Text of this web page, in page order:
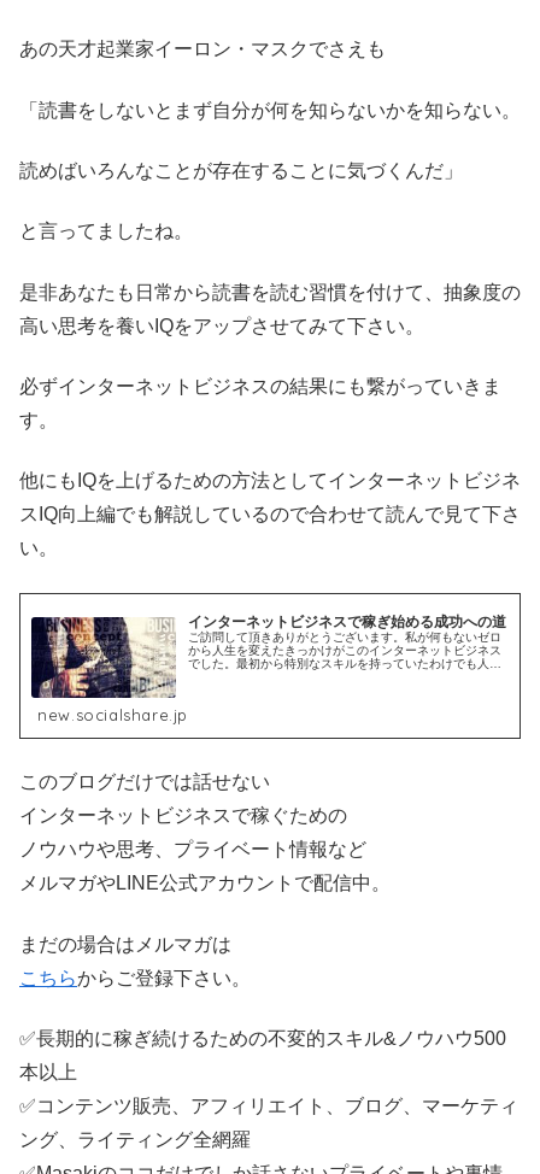
あの天才起業家イーロン・マスクでさえも
「読書をしないとまず自分が何を知らないかを知らない。
読めばいろんなことが存在することに気づくんだ」
と言ってましたね。
是非あなたも日常から読書を読む習慣を付けて、抽象度の
高い思考を養いIQをアップさせてみて下さい。
必ずインターネットビジネスの結果にも繋がっていきま
す。
他にもIQを上げるための方法としてインターネットビジネ
スIQ向上編でも解説しているので合わせて読んで見て下さ
い。
インターネットビジネスで稼ぎ始める成功への道
ご訪問して頂きありがとうございます。私が何もないゼロ
から人生を変えたきっかけがこのインターネットビジネス
でした。最初から特別なスキルを持っていたわけでも人脈
new.socialshare.jp
このブログだけでは話せない
インターネットビジネスで稼ぐための
ノウハウや思考、プライベート情報など
メルマガやLINE公式アカウントで配信中。
まだの場合はメルマガは
こちらからご登録下さい。
✅長期的に稼ぎ続けるための不変的スキル&ノウハウ500
本以上
✅コンテンツ販売、アフィリエイト、ブログ、マーケティ
ング、ライティング全網羅